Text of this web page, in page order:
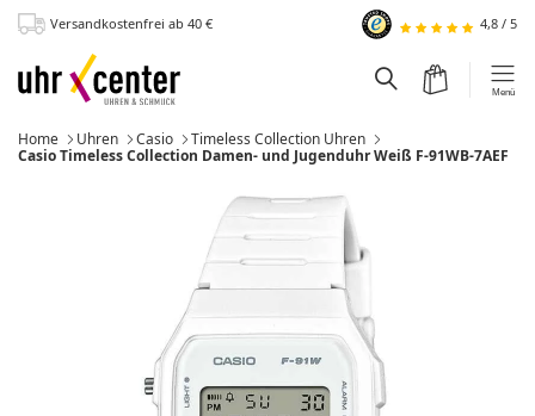
Hauptinhalt
Versandkostenfrei ab 40 € 4,8 / 5
Menü
Warenkorb
Suchfeld
Home Uhren Casio
Timeless Collection Uhren
Momentan:
Casio Timeless Collection Damen- und Jugenduhr Weiß F-91WB-7AEF